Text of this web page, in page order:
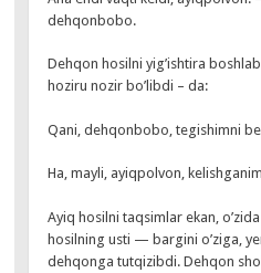
dehqonbobo.
Dehqon hosilni yig’ishtira
hoziru nozir bo’libdi – da:
Qani, dehqonbobo, tegishimni
Ha, mayli, ayiqpolvon,
Ayiq hosilni taqsimlar ekan,
hosilning usti — bargini o’ziga,
dehqonga tutqizibdi. Dehqon